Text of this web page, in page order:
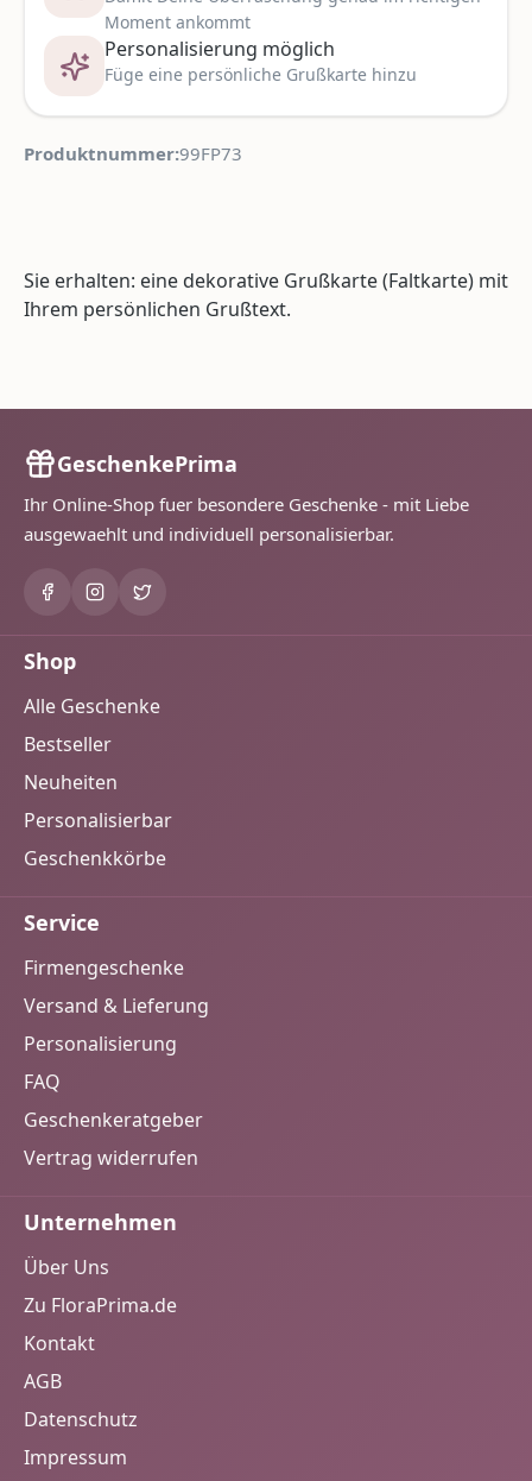
Moment ankommt
Personalisierung möglich
Füge eine persönliche Grußkarte hinzu
Produktnummer:99FP73
Sie erhalten: eine dekorative Grußkarte (Faltkarte) mit
Ihrem persönlichen Grußtext.
GeschenkePrima
Ihr Online-Shop fuer besondere Geschenke - mit Liebe
ausgewaehlt und individuell personalisierbar.
Shop
Alle Geschenke
Bestseller
Neuheiten
Personalisierbar
Geschenkkörbe
Service
Firmengeschenke
Versand & Lieferung
Personalisierung
FAQ
Geschenkeratgeber
Vertrag widerrufen
Unternehmen
Über Uns
Zu FloraPrima.de
Kontakt
AGB
Datenschutz
Impressum